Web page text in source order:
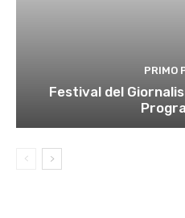
PRIMO
Festival del